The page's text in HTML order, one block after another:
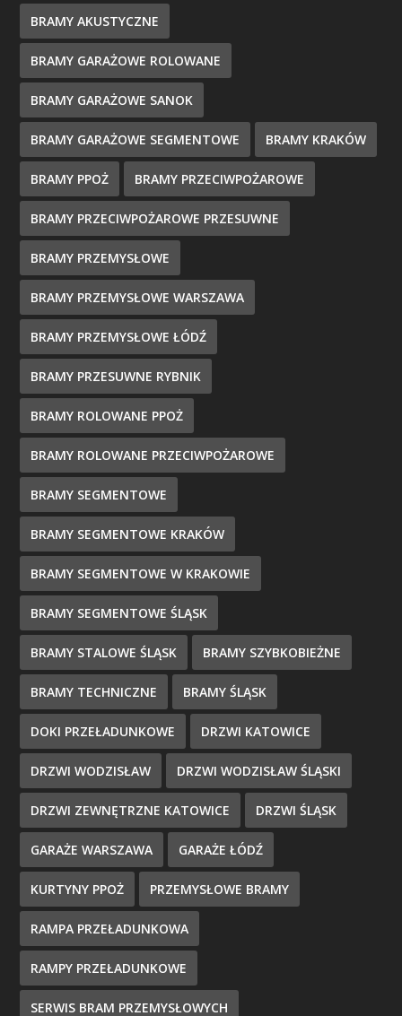
BRAMY AKUSTYCZNE
BRAMY GARAŻOWE ROLOWANE
BRAMY GARAŻOWE SANOK
BRAMY GARAŻOWE SEGMENTOWE BRAMY KRAKÓW
BRAMY PPOŻ BRAMY PRZECIWPOŻAROWE
BRAMY PRZECIWPOŻAROWE PRZESUWNE
BRAMY PRZEMYSŁOWE
BRAMY PRZEMYSŁOWE WARSZAWA
BRAMY PRZEMYSŁOWE ŁÓDŹ
BRAMY PRZESUWNE RYBNIK
BRAMY ROLOWANE PPOŻ
BRAMY ROLOWANE PRZECIWPOŻAROWE
BRAMY SEGMENTOWE
BRAMY SEGMENTOWE KRAKÓW
BRAMY SEGMENTOWE W KRAKOWIE
BRAMY SEGMENTOWE ŚLĄSK
BRAMY STALOWE ŚLĄSK BRAMY SZYBKOBIEŻNE
BRAMY TECHNICZNE BRAMY ŚLĄSK
DOKI PRZEŁADUNKOWE DRZWI KATOWICE
DRZWI WODZISŁAW DRZWI WODZISŁAW ŚLĄSKI
DRZWI ZEWNĘTRZNE KATOWICE DRZWI ŚLĄSK
GARAŻE WARSZAWA GARAŻE ŁÓDŹ
KURTYNY PPOŻ PRZEMYSŁOWE BRAMY
RAMPA PRZEŁADUNKOWA
RAMPY PRZEŁADUNKOWE
SERWIS BRAM PRZEMYSŁOWYCH